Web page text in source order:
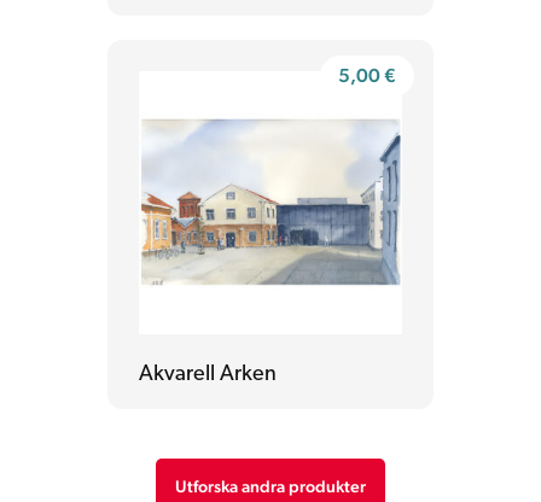
Akvarell Arken
5,00€
Utforska andra produkter